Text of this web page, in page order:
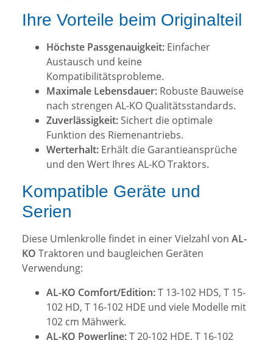
Ihre Vorteile beim Originalteil
Höchste Passgenauigkeit: Einfacher
Austausch und keine
Kompatibilitätsprobleme.
Maximale Lebensdauer: Robuste Bauweise
nach strengen AL-KO Qualitätsstandards.
Zuverlässigkeit: Sichert die optimale
Funktion des Riemenantriebs.
Werterhalt: Erhält die Garantieansprüche
und den Wert Ihres AL-KO Traktors.
Kompatible Geräte und
Serien
Diese Umlenkrolle findet in einer Vielzahl von AL-
KO Traktoren und baugleichen Geräten
Verwendung:
AL-KO Comfort/Edition:T 13-102 HDS, T 15-
102 HD, T 16-102 HDE und viele Modelle mit
102 cm Mähwerk.
AL-KO Powerline:T 20-102 HDE, T 16-102